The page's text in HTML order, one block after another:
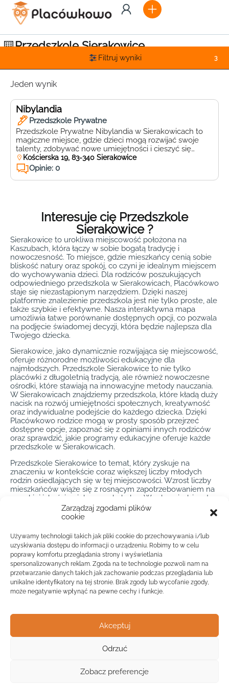
Zarządzaj zgodami plików
cookie
Używamy technologii takich jak pliki cookie do przechowywania i/lub
uzyskiwania dostępu do informacji o urządzeniu. Robimy to w celu
poprawy komfortu przeglądania strony i wyświetlania
spersonalizowanych reklam. Zgoda na te technologie pozwoli nam na
przetwarzanie danych takich jak zachowanie podczas przeglądania lub
unikalne identyfikatory na tej stronie. Brak zgody lub wycofanie zgody,
może negatywnie wpłynąć na pewne cechy i funkcje.
Akceptuj
Odrzuć
Zobacz preferencje
Przedszkole Sierakowice
Filtruj wyniki 3
Jeden wynik
Nibylandia
Przedszkole Prywatne
Przedszkole Prywatne Nibylandia w Sierakowicach to
magiczne miejsce, gdzie dzieci mogą rozwijać swoje
talenty, zdobywać nowe umiejętności i cieszyć się
bezpiecznym, przyjaznym środowiskiem. Zlokalizowane
przy ulicy Kościerskiej 19, 83-340, Sierakowice,
Nibylandia to przestrzeń, która łączy nowoczesne
metody nauczania z ciepłą, domową atmosferą. W
Kościerska 19, 83-340 Sierakowice
Opinie: 0
Interesuje cię Przedszkole
Sierakowice ?
Sierakowice to urokliwa miejscowość położona na
Kaszubach, która łączy w sobie bogatą tradycję i
nowoczesność. To miejsce, gdzie mieszkańcy cenią sobie
bliskość natury oraz spokój, co czyni je idealnym miejscem
do wychowywania dzieci. Dla rodziców poszukujących
odpowiedniego przedszkola w Sierakowicach, Placówkowo
staje się niezastąpionym narzędziem. Dzięki naszej
platformie znalezienie przedszkola jest nie tylko proste, ale
także szybkie i efektywne. Nasza interaktywna mapa
umożliwia łatwe porównanie dostępnych opcji, co pozwala
na podjęcie świadomej decyzji, która będzie najlepsza dla
Twojego dziecka.
Sierakowice, jako dynamicznie rozwijająca się miejscowość,
oferuje różnorodne możliwości edukacyjne dla
najmłodszych. Przedszkole Sierakowice to nie tylko
placówki z długoletnią tradycją, ale również nowoczesne
ośrodki, które stawiają na innowacyjne metody nauczania.
W Sierakowicach znajdziemy przedszkola, które kładą duży
nacisk na rozwój umiejętności społecznych, kreatywność
oraz indywidualne podejście do każdego dziecka. Dzięki
Placówkowo rodzice mogą w prosty sposób przejrzeć
dostępne opcje, zapoznać się z opiniami innych rodziców
oraz sprawdzić, jakie programy edukacyjne oferuje każde
przedszkole w Sierakowicach.
Przedszkole Sierakowice to temat, który zyskuje na
znaczeniu w kontekście coraz większej liczby młodych
rodzin osiedlających się w tej miejscowości. Wzrost liczby
mieszkańców wiąże się z rosnącym zapotrzebowaniem na
wysokiej jakości opiekę przedszkolną. W odpowiedzi na te
potrzeby, przedszkola w Sierakowicach stale podnoszą
swoje standardy, oferując programy dostosowane do
proces wyboru odpowiedniego przedszkola staje się
znacznie łatwiejszy, co pozwala rodzicom skoncentrować
się na tym, co najważniejsze – zapewnieniu dziecku
najlepszych warunków do nauki i zabawy.
W Sierakowicach przedszkola odgrywają kluczową rolę w
życiu społeczności, integrując rodziny i tworząc przestrzeń
do wymiany doświadczeń. Placówki te nie tylko wspierają
Sierakowice to zatem nie tylko miejsce nauki, ale także
centrum życia lokalnej społeczności. Dzięki Placówkowo
każdy rodzic może z łatwością znaleźć przedszkole, które
najlepiej odpowiada jego oczekiwaniom i potrzebom
dziecka, co jest nieocenioną pomocą w codziennym życiu.
Widok mapy